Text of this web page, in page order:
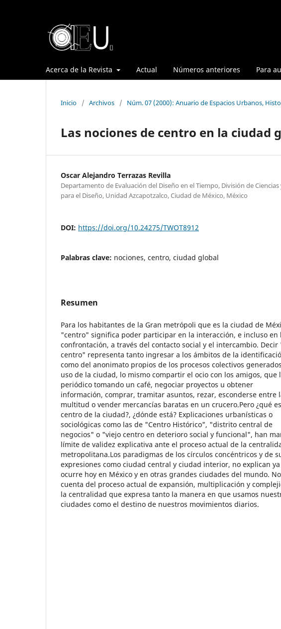
Acerca de la Revista Actual Números anteriores Para
Inicio / Archivos / Núm. 07 (2000): Anuario de Espacios Urbanos,
Las nociones de centro en la ciudad
Oscar Alejandro Terrazas Revilla
Departamento de Evaluación del Diseño en el Tiempo, División de Ciencias
para el Diseño, Unidad Azcapotzalco, Ciudad de México, México
DOI: https://doi.org/10.24275/TWOT8912
Palabras clave: nociones, centro, ciudad global
Resumen
Para los habitantes de la Gran metrópoli que es la ciudad de
"centro" significa poder participar en la interacción, e incluso en
confrontación, a través del contacto social y el intercambio. Decir
centro" representa tanto ingresar a los ámbitos de la
como del anonimato propios de los procesos colectivos
uso de la ciudad, lo mismo compartir el ocio con los amigos, que
periódico tomando un café, negociar proyectos u obtener
información, comprar, tramitar asuntos, rezar, esconderse entre
multitud o vender mercancías baratas en un crucero.Pero ¿qué
centro de la ciudad?, ¿dónde está? Explicaciones urbanísticas o
sociológicas como las de "Centro Histórico", "distrito central de
negocios" o "viejo centro en deterioro social y funcional", han
límite de validez explicativa ante el proceso actual de la
metropolitana.Los paradigmas de los círculos concéntricos y de
expresiones como ciudad central y ciudad interior, no explican
ocurre hoy en México y en otras grandes ciudades del mundo.
cuenta del proceso actual de expansión, multiplicación y
la centralidad que expresa tanto la manera en que usamos
ciudades como el destino de nuestros movimientos diarios.